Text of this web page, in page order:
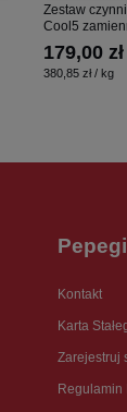
Zestaw
Cool5
179,00 zł
380,85 zł / kg
Pepegi
Kontakt
Karta
Zarejestruj
Regulamin